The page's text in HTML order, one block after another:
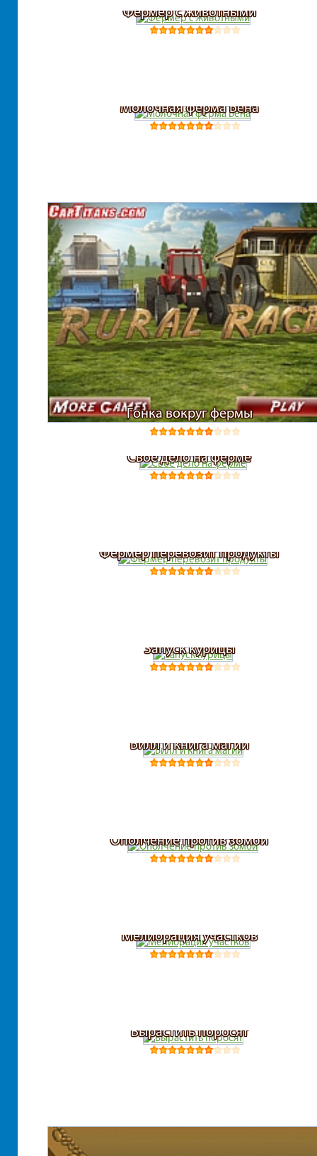
Фермер с животными
Молочная ферма Бена
Гонка вокруг фермы
Свое дело на ферме
Фермер перевозит продукты
Запуск курицы
Билл и книга магии
Ополчение против зомби
Мелиорация участков
Вырастить поросят